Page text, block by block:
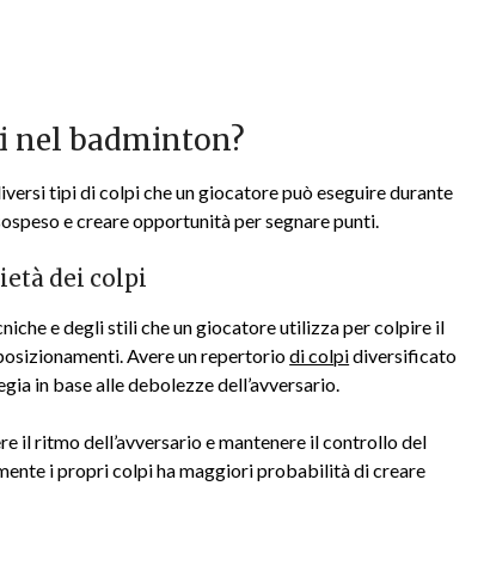
nel badminton?
tipi di colpi che un giocatore può eseguire durante
e creare opportunità per segnare punti.
dei colpi
e degli stili che un giocatore utilizza per colpire il
Avere un repertoriodi colpidiversificato
in base alle debolezze dell’avversario.
il ritmo dell’avversario e mantenere il controllo del
i propri colpi ha maggiori probabilità di creare